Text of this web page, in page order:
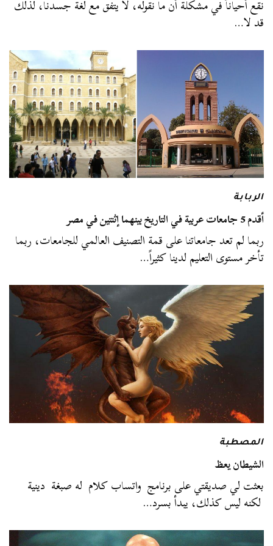
نقع أحياناً في مشكلة أن ما نقوله، لا يتفق مع لغة جسدنا، لذلك
قد لا…
الربابة
أقدم 5 جامعات عربية في التاريخ بينهما إثنتين في مصر
ربما لم تعد جامعاتنا على قمة التصنيف العالمي للجامعات، ربما
تأخر مستوى التعليم لدينا كثيراً…
المصطبة
الشيطان يعظ
بعثت لي صديقتي على برنامج واتساب كلام له صبغة دينية
لكنه ليس كذلك، يبدأ بسرد…